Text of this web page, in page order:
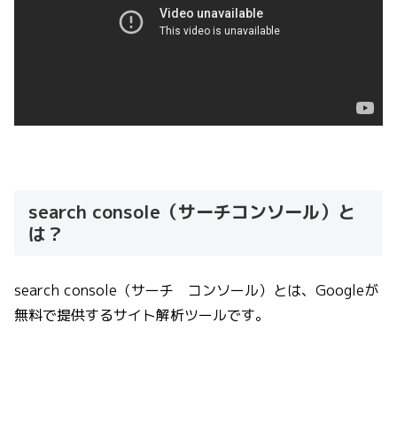
search console（サーチコンソール）と
は？
search console（サーチ コンソール）とは、Googleが
無料で提供するサイト解析ツールです。